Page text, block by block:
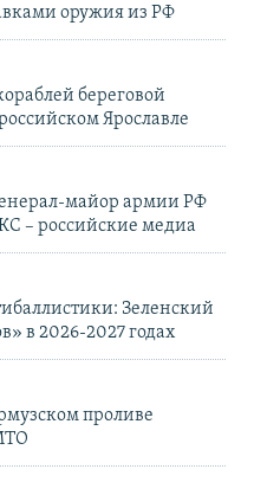
оружия из РФ
береговой
Ярославле
майор армии РФ
– российские медиа
Зеленский
в 2026-2027 годах
проливе